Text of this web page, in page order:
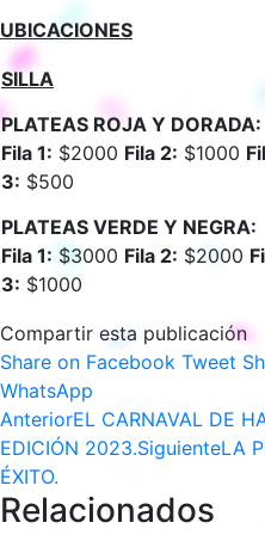
UBICACIONES
SILLA
PLATEAS ROJA Y DORADA:
Fila 1: $2000 Fila 2: $1000
3: $500
PLATEAS VERDE Y NEGRA:
Fila 1: $3000 Fila 2: $2000
3: $1000
Compartir esta publicación
Share on Facebook Share
Facebook
Tweet
WhatsApp
on
WhatsApp
Navegación
entre
publicaciones
AnteriorPublicación
anterior:
EL CARNAVAL DE
EDICIÓN 2023.SiguienteLA
ÉXITO.
Relacionados